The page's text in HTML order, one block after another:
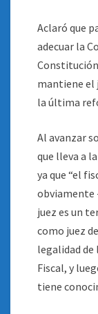
Aclaró que
adecuar la
mantiene el
la última
Al avanzar
que lleva a
ya que “el
obviamente
juez es un
como juez
legalidad
Fiscal, y
tiene